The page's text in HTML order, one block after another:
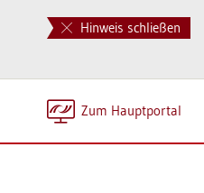
Hinweis schließen
Zum Haupt­por­tal